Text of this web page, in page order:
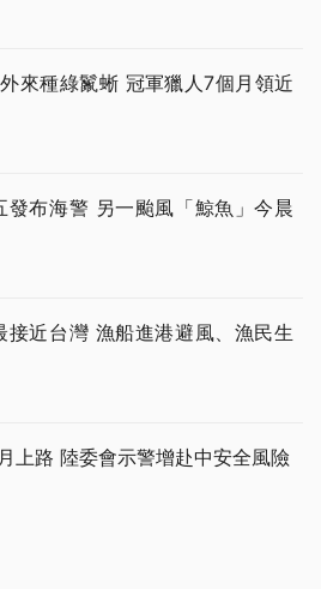
來種綠鬣蜥 冠軍獵人7個月領近
發布海警 另一颱風「鯨魚」今晨
接近台灣 漁船進港避風、漁民生
上路 陸委會示警增赴中安全風險